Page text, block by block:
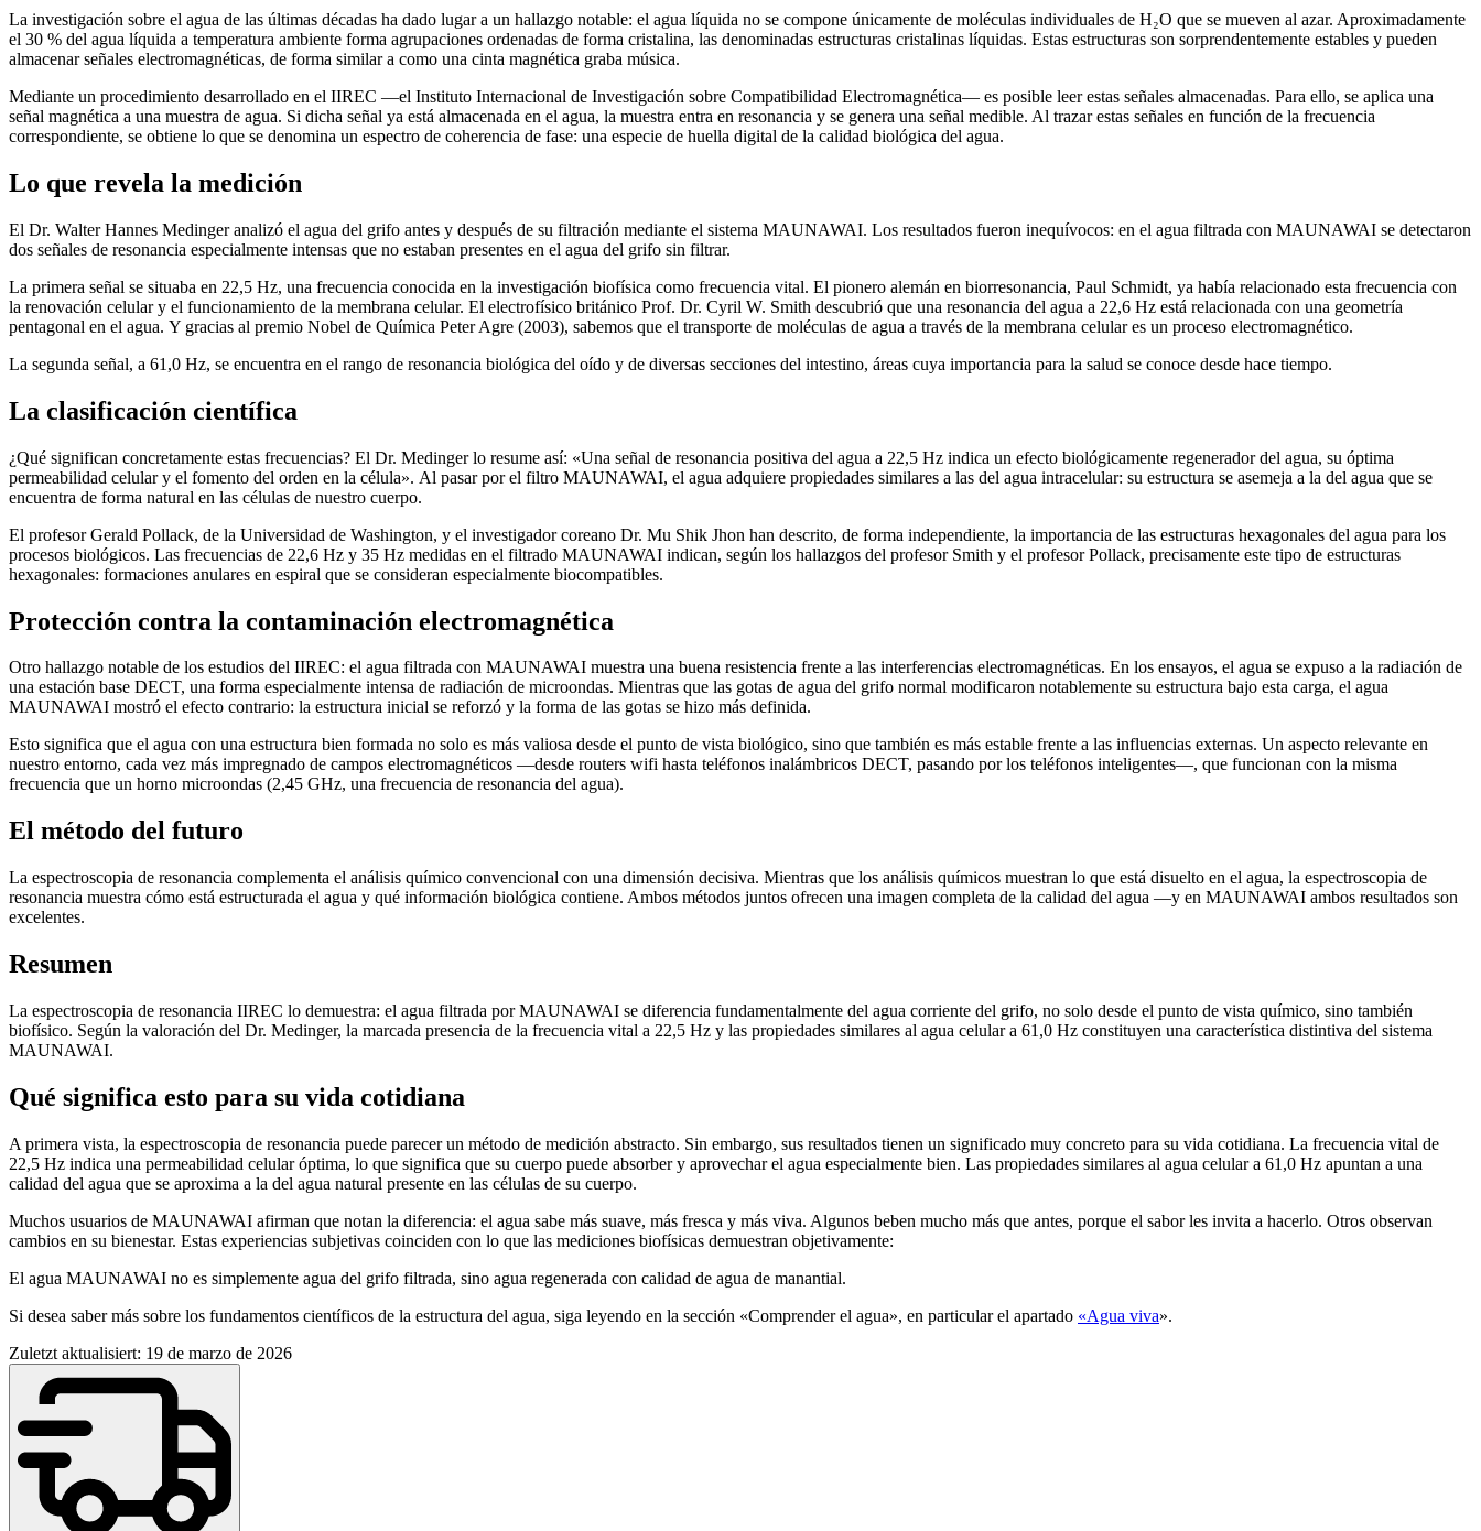
La investigación sobre el agua de las últimas décadas ha dado lugar a un hallazgo notable: el agua líquida no se compone únicamente de moléculas individuales de H₂O que se mueven al azar. Aproximadamente
el 30 % del agua líquida a temperatura ambiente forma agrupaciones ordenadas de forma cristalina, las denominadas estructuras cristalinas líquidas. Estas estructuras son sorprendentemente estables y pueden
almacenar señales electromagnéticas, de forma similar a como una cinta magnética graba música.
Mediante un procedimiento desarrollado en el IIREC —el Instituto Internacional de Investigación sobre Compatibilidad Electromagnética— es posible leer estas señales almacenadas. Para ello, se aplica una
señal magnética a una muestra de agua. Si dicha señal ya está almacenada en el agua, la muestra entra en resonancia y se genera una señal medible. Al trazar estas señales en función de la frecuencia
correspondiente, se obtiene lo que se denomina un espectro de coherencia de fase: una especie de huella digital de la calidad biológica del agua.
Lo que revela la medición
El Dr. Walter Hannes Medinger analizó el agua del grifo antes y después de su filtración mediante el sistema MAUNAWAI. Los resultados fueron inequívocos: en el agua filtrada con MAUNAWAI se detectaron
dos señales de resonancia especialmente intensas que no estaban presentes en el agua del grifo sin filtrar.
La primera señal se situaba en 22,5 Hz, una frecuencia conocida en la investigación biofísica como frecuencia vital. El pionero alemán en biorresonancia, Paul Schmidt, ya había relacionado esta frecuencia con
la renovación celular y el funcionamiento de la membrana celular. El electrofísico británico Prof. Dr. Cyril W. Smith descubrió que una resonancia del agua a 22,6 Hz está relacionada con una geometría
pentagonal en el agua. Y gracias al premio Nobel de Química Peter Agre (2003), sabemos que el transporte de moléculas de agua a través de la membrana celular es un proceso electromagnético.
La segunda señal, a 61,0 Hz, se encuentra en el rango de resonancia biológica del oído y de diversas secciones del intestino, áreas cuya importancia para la salud se conoce desde hace tiempo.
La clasificación científica
¿Qué significan concretamente estas frecuencias? El Dr. Medinger lo resume así: «Una señal de resonancia positiva del agua a 22,5 Hz indica un efecto biológicamente regenerador del agua, su óptima
permeabilidad celular y el fomento del orden en la célula». Al pasar por el filtro MAUNAWAI, el agua adquiere propiedades similares a las del agua intracelular: su estructura se asemeja a la del agua que se
encuentra de forma natural en las células de nuestro cuerpo.
El profesor Gerald Pollack, de la Universidad de Washington, y el investigador coreano Dr. Mu Shik Jhon han descrito, de forma independiente, la importancia de las estructuras hexagonales del agua para los
procesos biológicos. Las frecuencias de 22,6 Hz y 35 Hz medidas en el filtrado MAUNAWAI indican, según los hallazgos del profesor Smith y el profesor Pollack, precisamente este tipo de estructuras
hexagonales: formaciones anulares en espiral que se consideran especialmente biocompatibles.
Protección contra la contaminación electromagnética
Otro hallazgo notable de los estudios del IIREC: el agua filtrada con MAUNAWAI muestra una buena resistencia frente a las interferencias electromagnéticas. En los ensayos, el agua se expuso a la radiación de
una estación base DECT, una forma especialmente intensa de radiación de microondas. Mientras que las gotas de agua del grifo normal modificaron notablemente su estructura bajo esta carga, el agua
MAUNAWAI mostró el efecto contrario: la estructura inicial se reforzó y la forma de las gotas se hizo más definida.
Esto significa que el agua con una estructura bien formada no solo es más valiosa desde el punto de vista biológico, sino que también es más estable frente a las influencias externas. Un aspecto relevante en
nuestro entorno, cada vez más impregnado de campos electromagnéticos —desde routers wifi hasta teléfonos inalámbricos DECT, pasando por los teléfonos inteligentes—, que funcionan con la misma
frecuencia que un horno microondas (2,45 GHz, una frecuencia de resonancia del agua).
El método del futuro
La espectroscopia de resonancia complementa el análisis químico convencional con una dimensión decisiva. Mientras que los análisis químicos muestran lo que está disuelto en el agua, la espectroscopia de
resonancia muestra cómo está estructurada el agua y qué información biológica contiene. Ambos métodos juntos ofrecen una imagen completa de la calidad del agua —y en MAUNAWAI ambos resultados son
excelentes.
Resumen
La espectroscopia de resonancia IIREC lo demuestra: el agua filtrada por MAUNAWAI se diferencia fundamentalmente del agua corriente del grifo, no solo desde el punto de vista químico, sino también
biofísico. Según la valoración del Dr. Medinger, la marcada presencia de la frecuencia vital a 22,5 Hz y las propiedades similares al agua celular a 61,0 Hz constituyen una característica distintiva del sistema
MAUNAWAI.
Qué significa esto para su vida cotidiana
A primera vista, la espectroscopia de resonancia puede parecer un método de medición abstracto. Sin embargo, sus resultados tienen un significado muy concreto para su vida cotidiana. La frecuencia vital de
22,5 Hz indica una permeabilidad celular óptima, lo que significa que su cuerpo puede absorber y aprovechar el agua especialmente bien. Las propiedades similares al agua celular a 61,0 Hz apuntan a una
calidad del agua que se aproxima a la del agua natural presente en las células de su cuerpo.
Muchos usuarios de MAUNAWAI afirman que notan la diferencia: el agua sabe más suave, más fresca y más viva. Algunos beben mucho más que antes, porque el sabor les invita a hacerlo. Otros observan
cambios en su bienestar. Estas experiencias subjetivas coinciden con lo que las mediciones biofísicas demuestran objetivamente:
El agua MAUNAWAI no es simplemente agua del grifo filtrada, sino agua regenerada con calidad de agua de manantial.
Si desea saber más sobre los fundamentos científicos de la estructura del agua, siga leyendo en la sección «Comprender el agua», en particular el apartado «Agua viva».
Zuletzt aktualisiert: 19 de marzo de 2026